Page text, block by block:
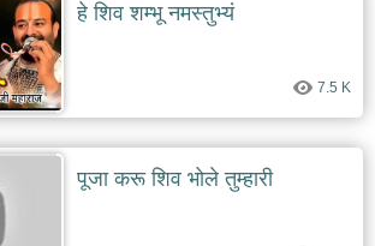
हे शिव शम्भू नमस्तुभ्यं
7.5 K
पूजा करू शिव भोले तुम्हारी